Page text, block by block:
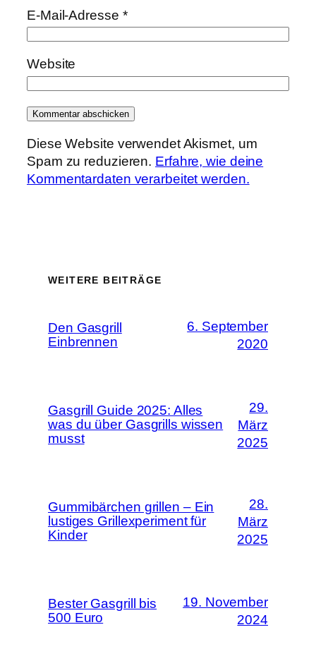
E-Mail-Adresse *
Website
Diese Website verwendet Akismet, um
Spam zu reduzieren. Erfahre, wie deine
Kommentardaten verarbeitet werden.
WEITERE BEITRÄGE
Den Gasgrill
Einbrennen
6. September
2020
Gasgrill Guide 2025: Alles
was du über Gasgrills wissen
musst
29.
März
2025
Gummibärchen grillen – Ein
lustiges Grillexperiment für
Kinder
28.
März
2025
Bester Gasgrill bis
500 Euro
19. November
2024